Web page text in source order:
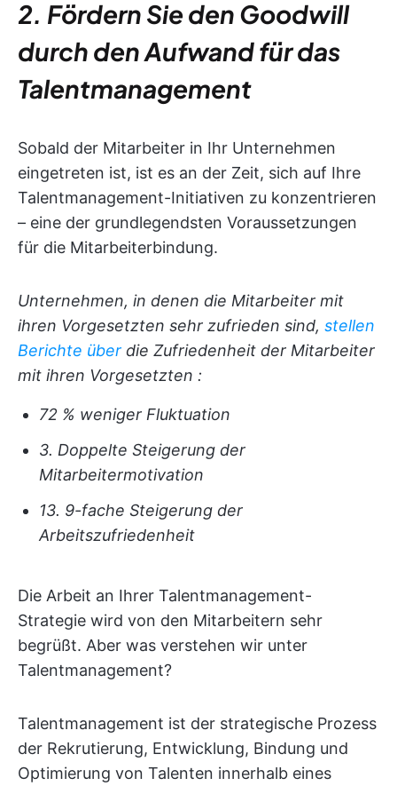
2. Fördern Sie den Goodwill
durch den Aufwand für das
Talentmanagement
Sobald der Mitarbeiter in Ihr Unternehmen
eingetreten ist, ist es an der Zeit, sich auf Ihre
Talentmanagement-Initiativen zu konzentrieren
– eine der grundlegendsten Voraussetzungen
für die Mitarbeiterbindung.
Unternehmen, in denen die Mitarbeiter mit
ihren Vorgesetzten sehr zufrieden sind, stellen
Berichte über die Zufriedenheit der Mitarbeiter
mit ihren Vorgesetzten :
72 % weniger Fluktuation
3. Doppelte Steigerung der
Mitarbeitermotivation
13. 9-fache Steigerung der
Arbeitszufriedenheit
Die Arbeit an Ihrer Talentmanagement-
Strategie wird von den Mitarbeitern sehr
begrüßt. Aber was verstehen wir unter
Talentmanagement?
Talentmanagement ist der strategische Prozess
der Rekrutierung, Entwicklung, Bindung und
Optimierung von Talenten innerhalb eines